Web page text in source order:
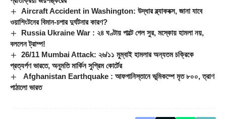
Aircraft Accident in Washington: উদ্ধার ব্ল্যাকবক্স, জানা যাবে
ওয়াশিংটনের বিমান-চপার দুর্ঘটনার কারণ?
Russia Ukraine War : ২৪ ঘণ্টায় পাল্টে গেল সুর, মস্কোয় হামলা নয়,
বললেন ট্রাম্প!
26/11 Mumbai Attack: ২৬/১১ মুম্বাই হামলার অন্যতম চক্রিকে
প্রত্যর্পণ ভারতে, অনুমতি মার্কিন সুপ্রিম কোর্টের
Afghanistan Earthquake : আফগানিস্তানে ভূমিকম্পে মৃত ৮০০, ত্রাণ
পাঠালো ভারত